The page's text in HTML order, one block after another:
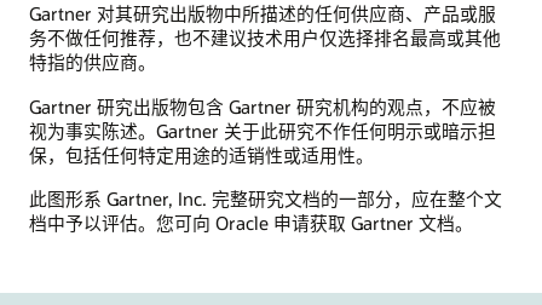
Gartner 对其研究出版物中所描述的任何供应商、产品或服
务不做任何推荐，也不建议技术用户仅选择排名最高或其他
特指的供应商。
Gartner 研究出版物包含 Gartner 研究机构的观点，不应被
视为事实陈述。Gartner 关于此研究不作任何明示或暗示担
保，包括任何特定用途的适销性或适用性。
此图形系 Gartner, Inc. 完整研究文档的一部分，应在整个文
档中予以评估。您可向 Oracle 申请获取 Gartner 文档。